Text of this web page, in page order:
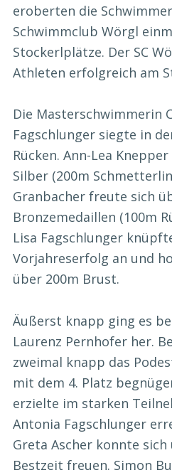
eroberten die
Schwimmclub Wörgl
Stockerlplätze. Der SC
Athleten erfolgreich am
Die Masterschwimmerin
Fagschlunger siegte in
Rücken. Ann-Lea
Silber (200m
Granbacher freute sich
Bronzemedaillen (100m
Lisa Fagschlunger
Vorjahreserfolg an und
über 200m Brust.
Äußerst knapp ging es
Laurenz Pernhofer her.
zweimal knapp das
mit dem 4. Platz
erzielte im starken
Antonia Fagschlunger
Greta Ascher konnte sich
Bestzeit freuen. Simon